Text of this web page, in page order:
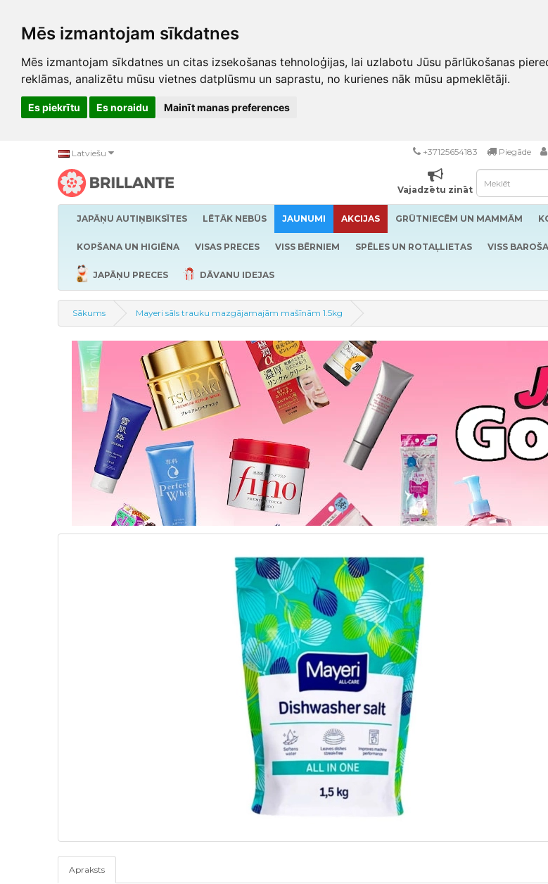
Mēs izmantojam sīkdatnes
Mēs izmantojam sīkdatnes un citas izsekošanas tehnoloģijas, lai uzlabotu Jūsu pārlūkošanas
reklāmas, analizētu mūsu vietnes datplūsmu un saprastu, no kurienes nāk mūsu apmeklētāji.
Es piekrītu Es noraidu Mainīt manas preferences
Latviešu +37125654183 Piegāde
Vajadzētu zināt
JAPĀŅU AUTIŅBIKSĪTES LĒTĀK NEBŪS JAUNUMI AKCIJAS GRŪTNIECĒM UN MAMMĀM
KOPŠANA UN HIGIĒNA VISAS PRECES VISS BĒRNIEM SPĒLES UN ROTAĻLIETAS VISS
JAPĀŅU PRECES DĀVANU IDEJAS
Sākums Mayeri sāls trauku mazgājamajām mašīnām 1.5kg
Apraksts